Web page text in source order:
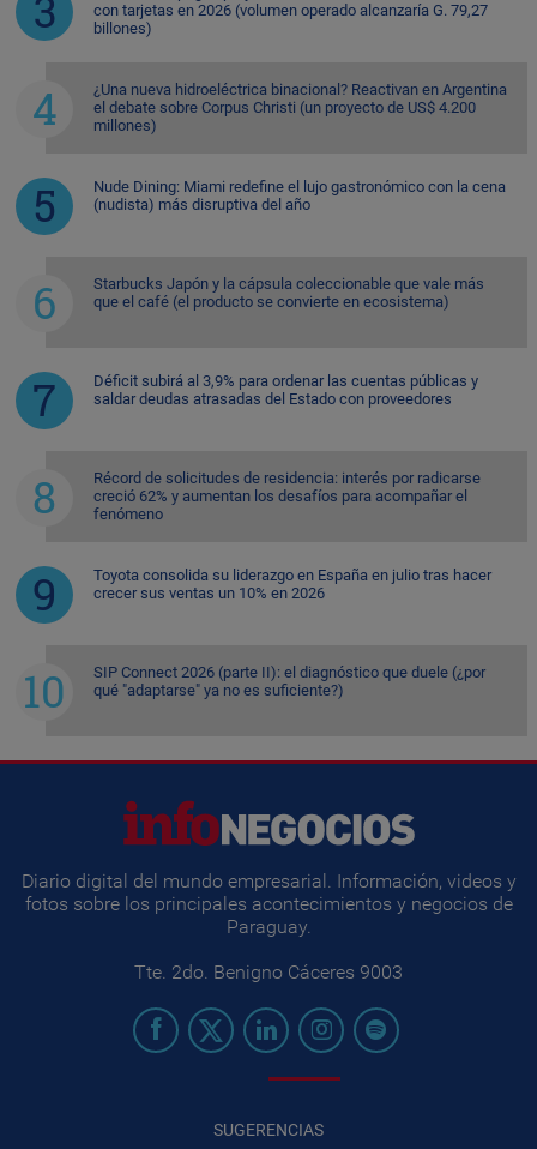
con tarjetas en 2026 (volumen operado alcanzaría G. 79,27
billones)
¿Una nueva hidroeléctrica binacional? Reactivan en Argentina
el debate sobre Corpus Christi (un proyecto de US$ 4.200
millones)
Nude Dining: Miami redefine el lujo gastronómico con la cena
(nudista) más disruptiva del año
Starbucks Japón y la cápsula coleccionable que vale más
que el café (el producto se convierte en ecosistema)
Déficit subirá al 3,9% para ordenar las cuentas públicas y
saldar deudas atrasadas del Estado con proveedores
Récord de solicitudes de residencia: interés por radicarse
creció 62% y aumentan los desafíos para acompañar el
fenómeno
Toyota consolida su liderazgo en España en julio tras hacer
crecer sus ventas un 10% en 2026
SIP Connect 2026 (parte II): el diagnóstico que duele (¿por
qué "adaptarse" ya no es suficiente?)
Diario digital del mundo empresarial. Información, videos y
fotos sobre los principales acontecimientos y negocios de
Paraguay.
Tte. 2do. Benigno Cáceres 9003
SUGERENCIAS